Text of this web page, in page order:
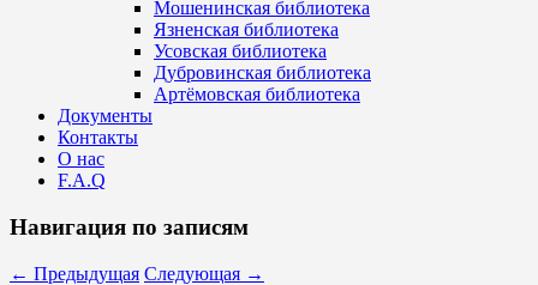
Мошенинская библиотека
Язненская библиотека
Усовская библиотека
Дубровинская библиотека
Артёмовская библиотека
Документы
Контакты
О нас
F.A.Q
Навигация по записям
← Предыдущая Следующая →